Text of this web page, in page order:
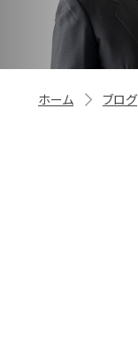
ホーム ブログ